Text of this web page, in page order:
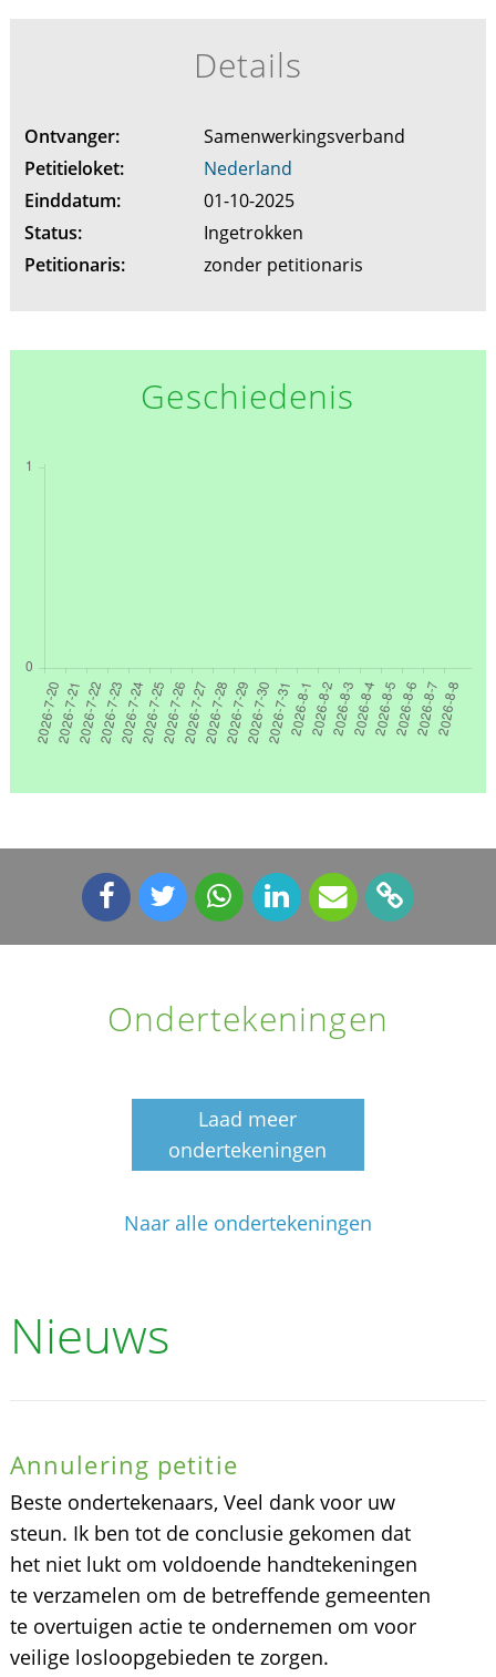
Details
Ontvanger:
Samenwerkingsverband
Petitieloket:
Nederland
Einddatum:
01-10-2025
Status:
Ingetrokken
Petitionaris:
zonder petitionaris
Geschiedenis
Ondertekeningen
Laad meer
ondertekeningen
Naar alle ondertekeningen
Nieuws
Annulering petitie
Beste ondertekenaars, Veel dank voor uw
steun. Ik ben tot de conclusie gekomen dat
het niet lukt om voldoende handtekeningen
te verzamelen om de betreffende gemeenten
te overtuigen actie te ondernemen om voor
veilige losloopgebieden te zorgen.